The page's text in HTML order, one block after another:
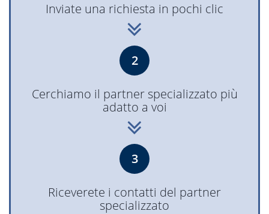
Inviate una richiesta in pochi clic
2
Cerchiamo il partner specializzato più
adatto a voi
3
Riceverete i contatti del partner
specializzato